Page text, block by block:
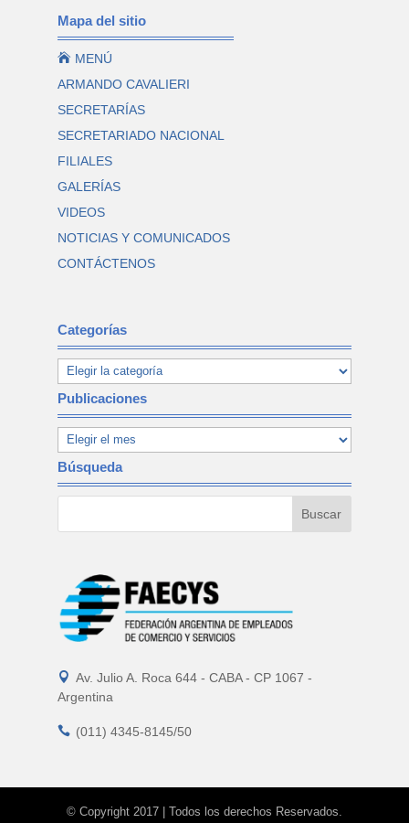
Mapa del sitio
 MENÚ
ARMANDO CAVALIERI
SECRETARÍAS
SECRETARIADO NACIONAL
FILIALES
GALERÍAS
VIDEOS
NOTICIAS Y COMUNICADOS
CONTÁCTENOS
Categorías
Publicaciones
Búsqueda
 Av. Julio A. Roca 644 - CABA - CP 1067 -
Argentina
 (011) 4345-8145/50
© Copyright 2017 | Todos los derechos Reservados.